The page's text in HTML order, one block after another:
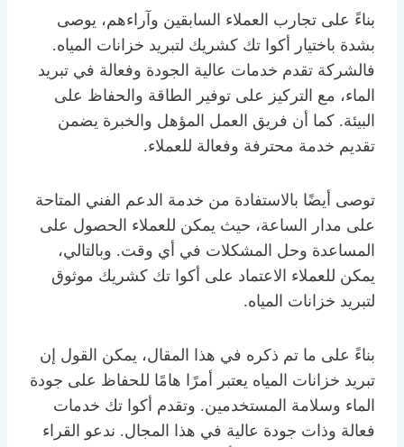
بناءً على تجارب العملاء السابقين وآراءهم، يوصى
بشدة باختيار أكوا تك كشريك لتبريد خزانات المياه.
فالشركة تقدم خدمات عالية الجودة وفعالة في تبريد
الماء، مع التركيز على توفير الطاقة والحفاظ على
البيئة. كما أن فريق العمل المؤهل والخبرة يضمن
تقديم خدمة محترفة وفعالة للعملاء.
توصى أيضًا بالاستفادة من خدمة الدعم الفني المتاحة
على مدار الساعة، حيث يمكن للعملاء الحصول على
المساعدة وحل المشكلات في أي وقت. وبالتالي،
يمكن للعملاء الاعتماد على أكوا تك كشريك موثوق
لتبريد خزانات المياه.
بناءً على ما تم ذكره في هذا المقال، يمكن القول إن
تبريد خزانات المياه يعتبر أمرًا هامًا للحفاظ على جودة
الماء وسلامة المستخدمين. وتقدم أكوا تك خدمات
فعالة وذات جودة عالية في هذا المجال. ندعو القراء